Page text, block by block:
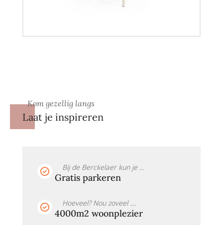
Kom gezellig langs
Laat je inspireren
Bij de Berckelaer kun je ...
Gratis parkeren
Hoeveel? Nou zoveel ....
4000m2 woonplezier